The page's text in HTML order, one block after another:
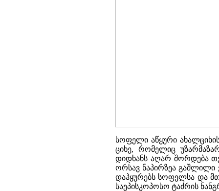
სოფელი აწყური
ციხე, რომელიც
დიდხანს აღარ შორდება
ორსავ ნაპირზეა გაშლილი
დაჰყურებს სოფელსა და
საეპისკოპოსო ტაძრის